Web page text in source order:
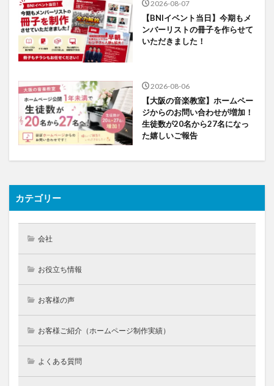
2026-08-07
【BNIイベント当日】今期もメ
ンバーリストの冊子を作らせて
いただきました！
2026-08-06
【大阪の音楽教室】ホームペー
ジからのお問い合わせが増加！
生徒数が20名から27名になっ
た嬉しいご報告
カテゴリー
会社
お役立ち情報
お客様の声
お客様ご紹介（ホームページ制作実績）
よくある質問